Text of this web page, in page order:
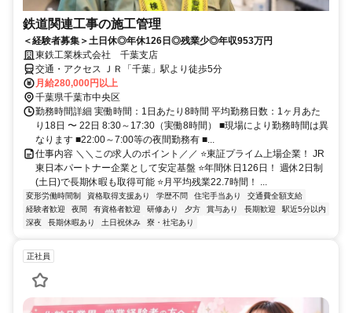
鉄道関連工事の施工管理
＜経験者募集＞土日休◎年休126日◎残業少◎年収953万円
東鉄工業株式会社 千葉支店
交通・アクセス ＪＲ「千葉」駅より徒歩5分
月給280,000円以上
千葉県千葉市中央区
勤務時間詳細 実働時間：1日あたり8時間 平均勤務日数：1ヶ月あた
り18日 〜 22日 8:30～17:30（実働8時間） ■現場により勤務時間は異
なります ■22:00～7:00等の夜間勤務有 ■...
仕事内容 ＼＼この求人のポイント／／ ⭐東証プライム上場企業！ JR
東日本パートナー企業として安定基盤 ⭐年間休日126日！ 週休2日制
(土日)で長期休暇も取得可能 ⭐月平均残業22.7時間！ ...
変形労働時間制 資格取得支援あり 学歴不問 住宅手当あり
交通費全額支給
経験者歓迎
夜間 有資格者歓迎 研修あり 夕方 賞与あり 長期歓迎
駅近5分以内
深夜
長期休暇あり 土日祝休み 寮・社宅あり
正社員